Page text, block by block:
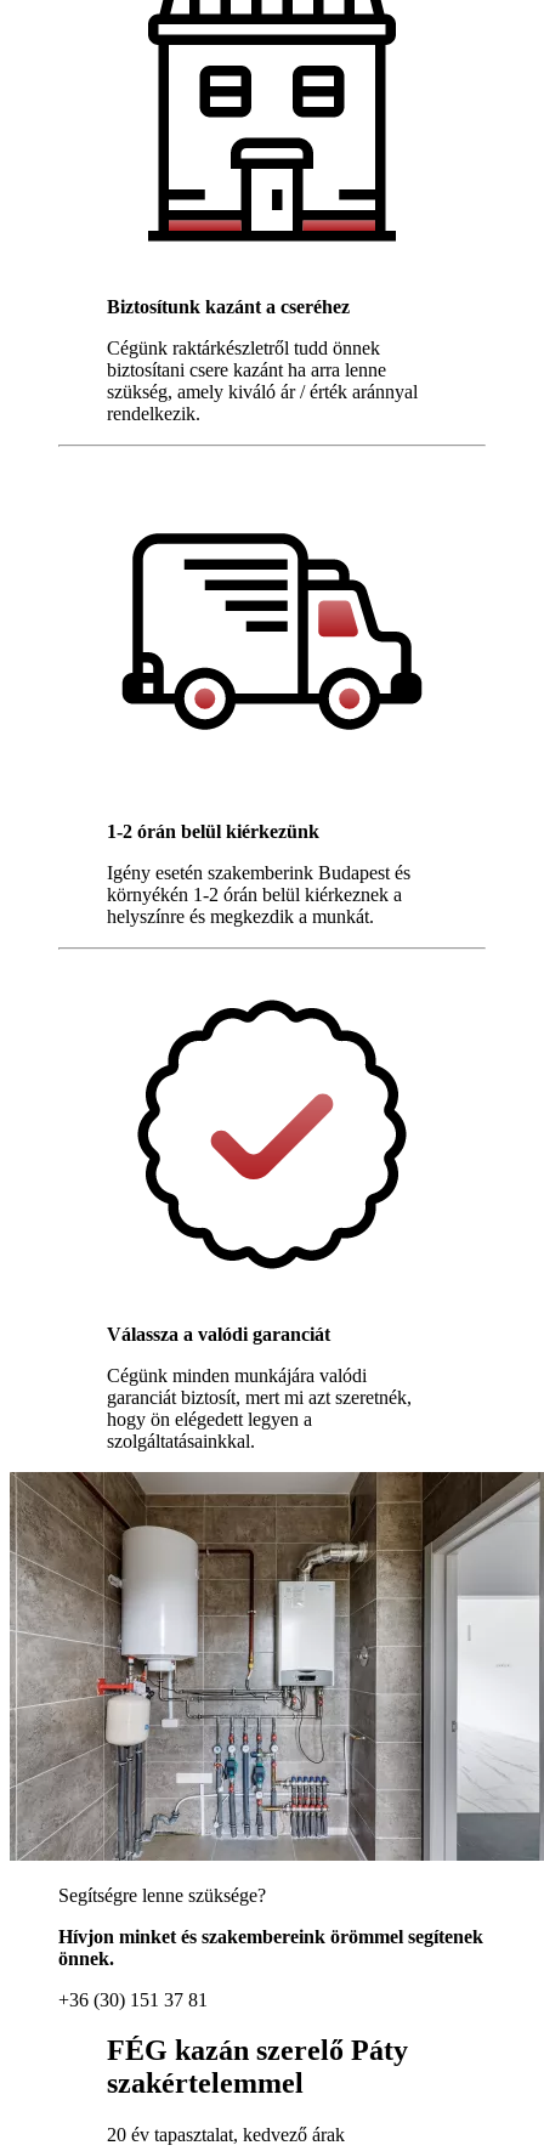
Biztosítunk kazánt a cseréhez
Cégünk raktárkészletről tudd önnek
biztosítani csere kazánt ha arra lenne
szükség, amely kiváló ár / érték aránnyal
rendelkezik.
1-2 órán belül kiérkezünk
Igény esetén szakemberink Budapest és
környékén 1-2 órán belül kiérkeznek a
helyszínre és megkezdik a munkát.
Válassza a valódi garanciát
Cégünk minden munkájára valódi
garanciát biztosít, mert mi azt szeretnék,
hogy ön elégedett legyen a
szolgáltatásainkkal.
Segítségre lenne szüksége?
Hívjon minket és szakembereink örömmel segítenek
önnek.
+36 (30) 151 37 81
FÉG kazán szerelő Páty
szakértelemmel
20 év tapasztalat, kedvező árak